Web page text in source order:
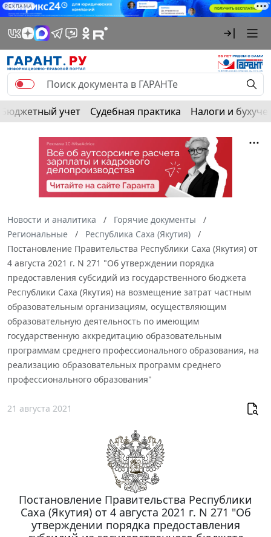
РЕКЛАМА
Бюджетный учет Судебная практика Налоги и
Новости и аналитика
Горячие документы
Региональные
Республика Саха (Якутия)
Постановление Правительства Республики Саха (Якутия) от
4 августа 2021 г. N 271 "Об утверждении порядка
предоставления субсидий из государственного бюджета
Республики Саха (Якутия) на возмещение затрат частным
образовательным организациям, осуществляющим
образовательную деятельность по имеющим
государственную аккредитацию образовательным
программам среднего профессионального образования, на
реализацию образовательных программ среднего
профессионального образования"
21 августа 2021
Постановление Правительства Республики
Саха (Якутия) от 4 августа 2021 г. N 271 "Об
утверждении порядка предоставления